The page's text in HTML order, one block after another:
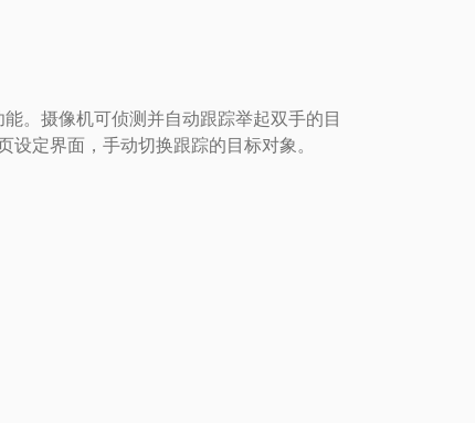
。摄像机可侦测并自动跟踪举起双手的目
设定界面，手动切换跟踪的目标对象。